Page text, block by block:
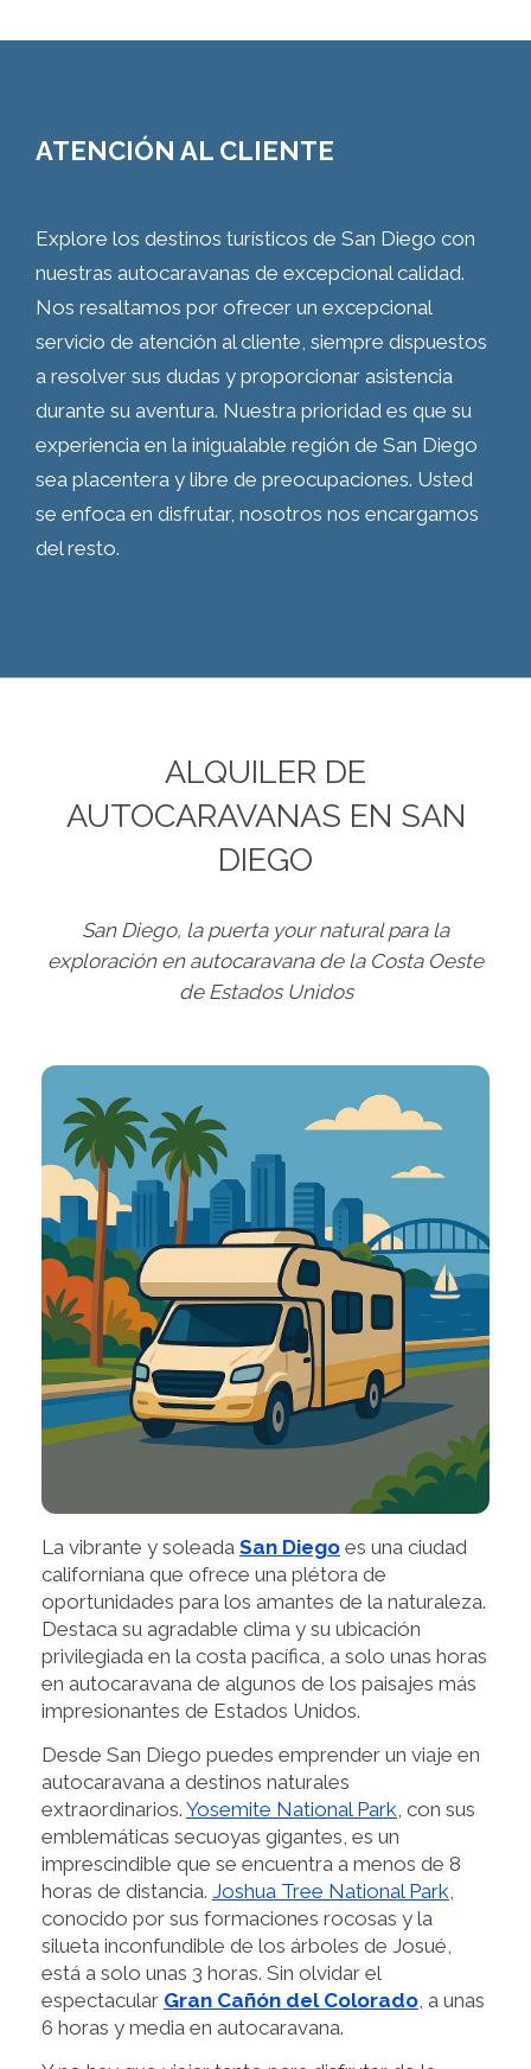
ATENCIÓN AL CLIENTE
Explore los destinos turísticos de San Diego con
nuestras autocaravanas de excepcional calidad.
Nos resaltamos por ofrecer un excepcional
servicio de atención al cliente, siempre dispuestos
a resolver sus dudas y proporcionar asistencia
durante su aventura. Nuestra prioridad es que su
experiencia en la inigualable región de San Diego
sea placentera y libre de preocupaciones. Usted
se enfoca en disfrutar, nosotros nos encargamos
del resto.
ALQUILER DE
AUTOCARAVANAS EN SAN
DIEGO
San Diego, la puerta your natural para la
exploración en autocaravana de la Costa Oeste
de Estados Unidos
La vibrante y soleada San Diego es una ciudad
californiana que ofrece una plétora de
oportunidades para los amantes de la naturaleza.
Destaca su agradable clima y su ubicación
privilegiada en la costa pacífica, a solo unas horas
en autocaravana de algunos de los paisajes más
impresionantes de Estados Unidos.
Desde San Diego puedes emprender un viaje en
autocaravana a destinos naturales
extraordinarios. Yosemite National Park, con sus
emblemáticas secuoyas gigantes, es un
imprescindible que se encuentra a menos de 8
horas de distancia. Joshua Tree National Park,
conocido por sus formaciones rocosas y la
silueta inconfundible de los árboles de Josué,
está a solo unas 3 horas. Sin olvidar el
espectacular Gran Cañón del Colorado, a unas
6 horas y media en autocaravana.